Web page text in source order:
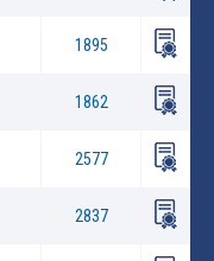
1895
1862
2577
2837